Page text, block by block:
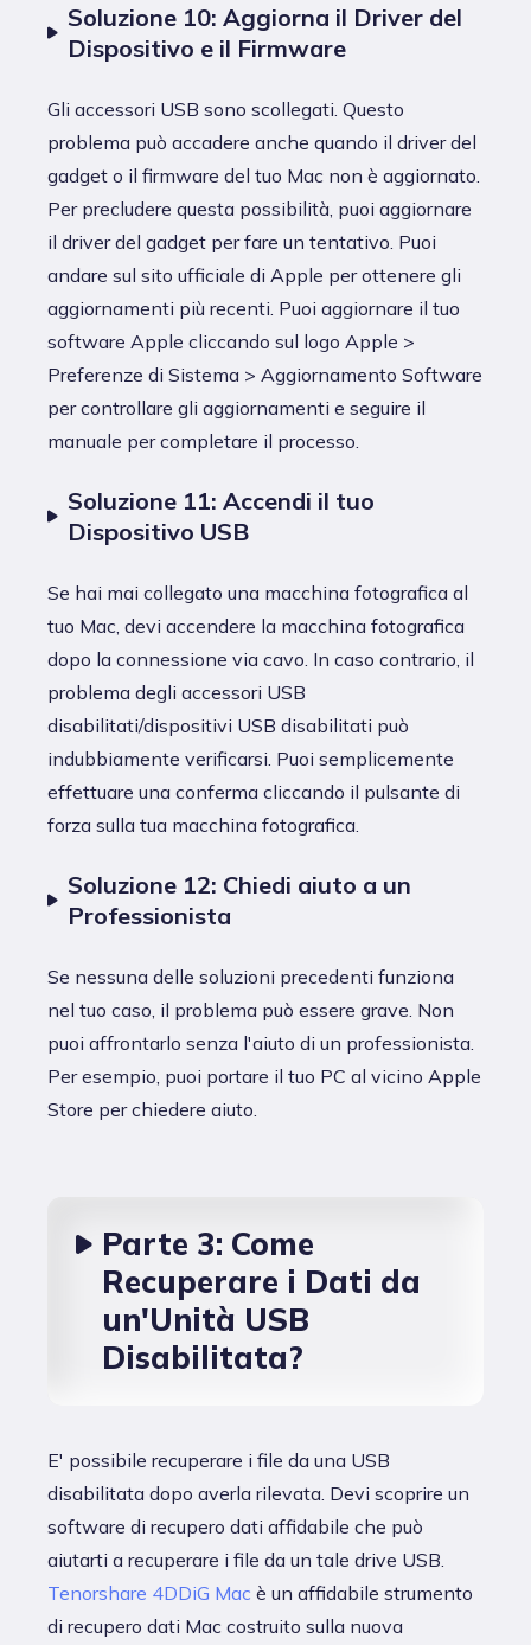
Soluzione 10: Aggiorna il Driver del
Dispositivo e il Firmware
Gli accessori USB sono scollegati. Questo
problema può accadere anche quando il driver del
gadget o il firmware del tuo Mac non è aggiornato.
Per precludere questa possibilità, puoi aggiornare
il driver del gadget per fare un tentativo. Puoi
andare sul sito ufficiale di Apple per ottenere gli
aggiornamenti più recenti. Puoi aggiornare il tuo
software Apple cliccando sul logo Apple >
Preferenze di Sistema > Aggiornamento Software
per controllare gli aggiornamenti e seguire il
manuale per completare il processo.
Soluzione 11: Accendi il tuo
Dispositivo USB
Se hai mai collegato una macchina fotografica al
tuo Mac, devi accendere la macchina fotografica
dopo la connessione via cavo. In caso contrario, il
problema degli accessori USB
disabilitati/dispositivi USB disabilitati può
indubbiamente verificarsi. Puoi semplicemente
effettuare una conferma cliccando il pulsante di
forza sulla tua macchina fotografica.
Soluzione 12: Chiedi aiuto a un
Professionista
Se nessuna delle soluzioni precedenti funziona
nel tuo caso, il problema può essere grave. Non
puoi affrontarlo senza l'aiuto di un professionista.
Per esempio, puoi portare il tuo PC al vicino Apple
Store per chiedere aiuto.
Parte 3: Come
Recuperare i Dati da
un'Unità USB
Disabilitata?
E' possibile recuperare i file da una USB
disabilitata dopo averla rilevata. Devi scoprire un
software di recupero dati affidabile che può
aiutarti a recuperare i file da un tale drive USB.
Tenorshare 4DDiG Mac è un affidabile strumento
di recupero dati Mac costruito sulla nuova